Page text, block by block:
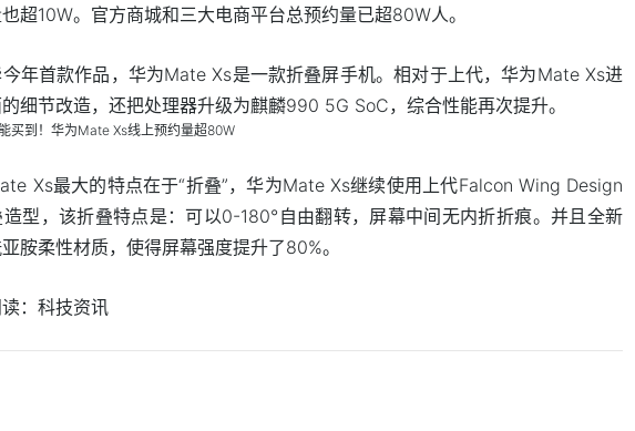
超10W。官方商城和三大电商平台总预约量已超80W人。
年首款作品，华为Mate Xs是一款折叠屏手机。相对于上代，华为Mate Xs进
细节改造，还把处理器升级为麒麟990 5G SoC，综合性能再次提升。
Xs最大的特点在于“折叠”，华为Mate Xs继续使用上代Falcon Wing Design
型，该折叠特点是：可以0-180°自由翻转，屏幕中间无内折折痕。并且全新
胺柔性材质，使得屏幕强度提升了80%。
： 科技资讯